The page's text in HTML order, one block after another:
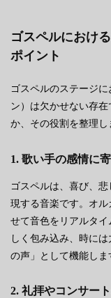
ゴスペルにおけ
ポイント
ゴスペルのステージ
ン）は欠かせない存
か、その役割を整理し
1. 歌い手の感情に
ゴスペルは、喜び、
現する音楽です。オ
せて音色をリアルタ
しく包み込み、時に
の声」として機能しま
2. 礼拝やコンサー